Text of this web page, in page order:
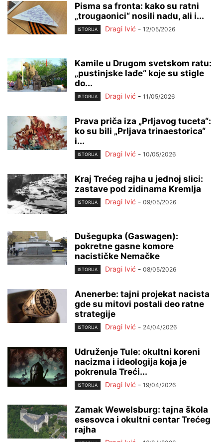
Pisma sa fronta: kako su ratni
„trougaonici“ nosili nadu, ali i...
ISTORIJA Dragi Ivić - 12/05/2026
Kamile u Drugom svetskom ratu:
„pustinjske lađe“ koje su stigle
do...
ISTORIJA Dragi Ivić - 11/05/2026
Prava priča iza „Prljavog tuceta“:
ko su bili „Prljava trinaestorica“
i...
ISTORIJA Dragi Ivić - 10/05/2026
Kraj Trećeg rajha u jednoj slici:
zastave pod zidinama Kremlja
ISTORIJA Dragi Ivić - 09/05/2026
Dušegupka (Gaswagen):
pokretne gasne komore
nacističke Nemačke
ISTORIJA Dragi Ivić - 08/05/2026
Anenerbe: tajni projekat nacista
gde su mitovi postali deo ratne
strategije
ISTORIJA Dragi Ivić - 24/04/2026
Udruženje Tule: okultni koreni
nacizma i ideologija koja je
pokrenula Treći...
ISTORIJA Dragi Ivić - 19/04/2026
Zamak Wewelsburg: tajna škola
esesovca i okultni centar Trećeg
rajha